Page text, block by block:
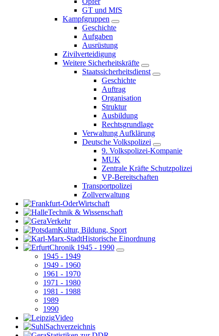
GT und MfS
Kampfgruppen
Geschichte
Aufgaben
Ausrüstung
Zivilverteidigung
Weitere Sicherheitskräfte
Staatssicherheitsdienst
Geschichte
Auftrag
Organisation
Struktur
Ausbildung
Rechtsgrundlage
Verwaltung Aufklärung
Deutsche Volkspolizei
9. Volkspolizei-Kompanie
MUK
Zentrale Kräfte Schutzpolizei
VP-Bereitschaften
Transportpolizei
Zollverwaltung
Wirtschaft
Technik & Wissenschaft
Verkehr
Kultur, Bildung, Sport
Historische Einordnung
Chronik 1945 - 1990
1945 - 1949
1949 - 1960
1961 - 1970
1971 - 1980
1981 - 1988
1989
1990
Video
Sachverzeichnis